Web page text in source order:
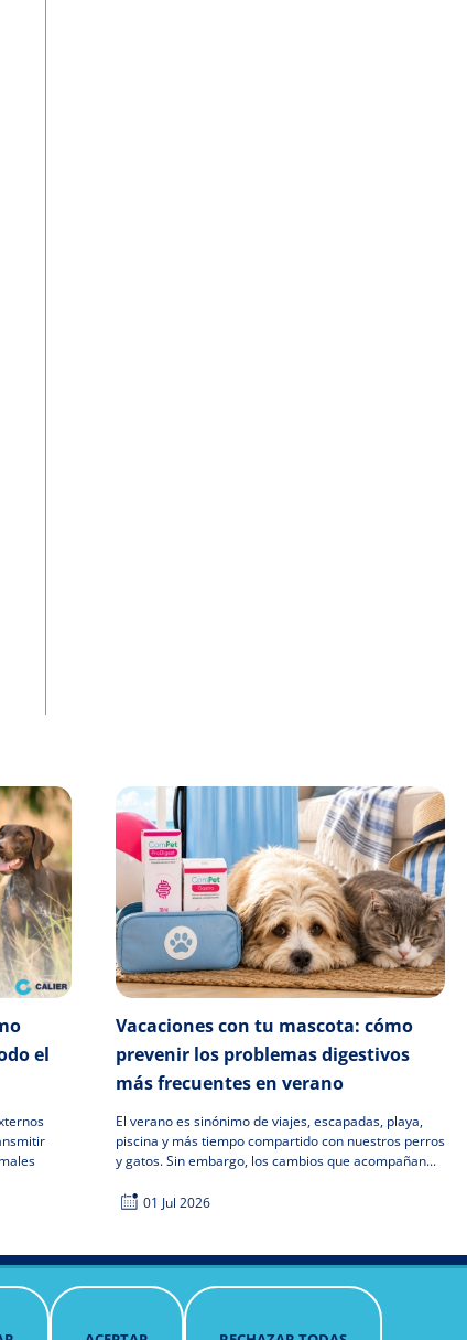
el
Vacaciones con tu mascota: cómo
prevenir los problemas digestivos
más frecuentes en verano
El verano es sinónimo de viajes, escapadas, playa,
piscina y más tiempo compartido con nuestros perros
y gatos. Sin embargo, los cambios que acompañan...
01 Jul 2026